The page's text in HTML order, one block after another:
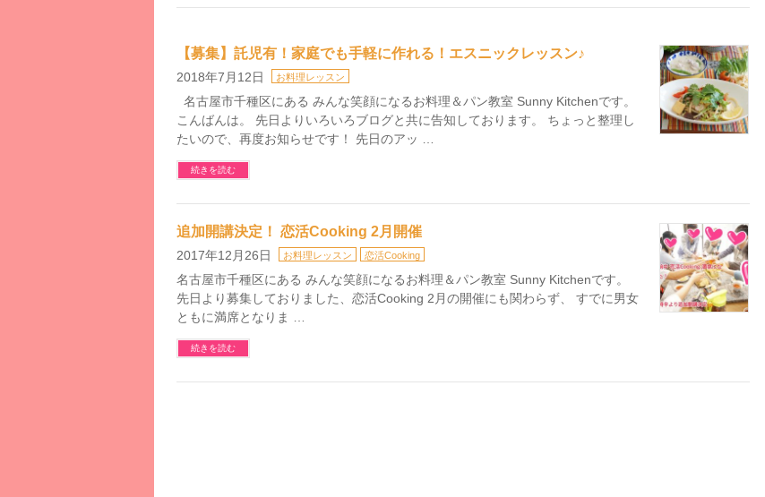
【募集】託児有！家庭でも手軽に作れる！エスニックレッスン♪
2018年7月12日 お料理レッスン
名古屋市千種区にある みんな笑顔になるお料理＆パン教室 Sunny Kitchenです。
こんばんは。 先日よりいろいろブログと共に告知しております。 ちょっと整理し
たいので、再度お知らせです！ 先日のアッ …
続きを読む
追加開講決定！ 恋活Cooking 2月開催
2017年12月26日 お料理レッスン 恋活Cooking
名古屋市千種区にある みんな笑顔になるお料理＆パン教室 Sunny Kitchenです。
先日より募集しておりました、恋活Cooking 2月の開催にも関わらず、 すでに男女
ともに満席となりま …
続きを読む